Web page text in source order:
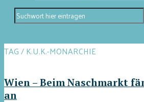
TAG / K.U.K.-MONARCHIE
Wien – Beim Naschmarkt
an